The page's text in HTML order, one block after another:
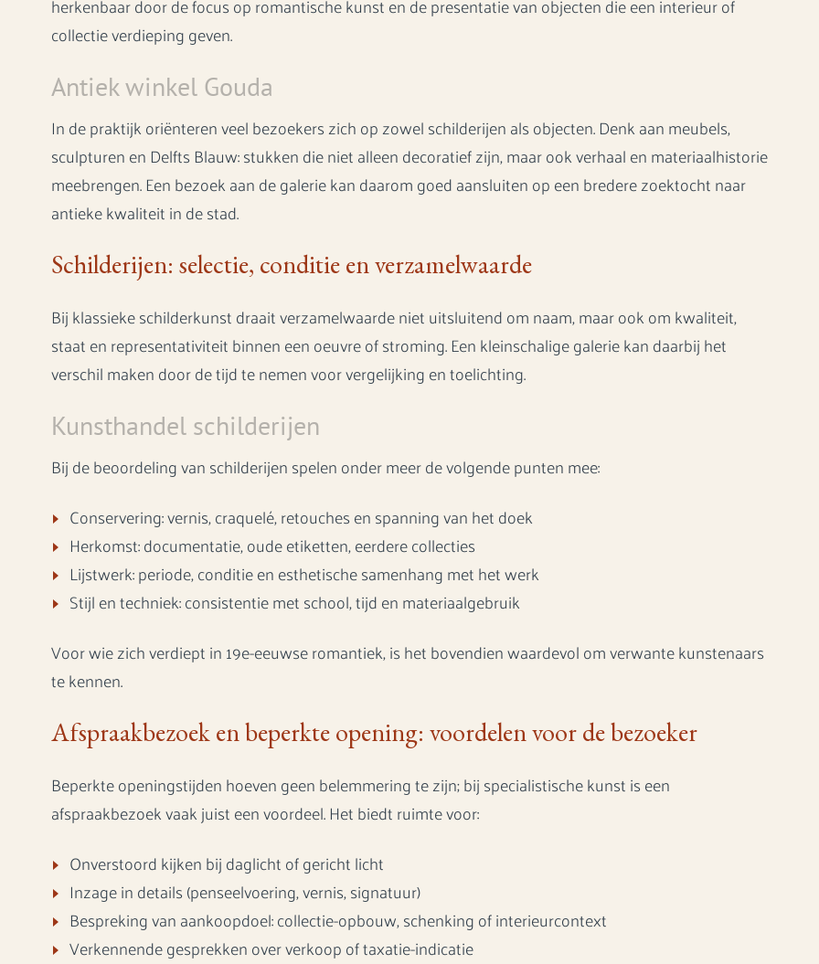
collectie verdieping geven.
Antiek winkel Gouda
In de praktijk oriënteren veel bezoekers zich op zowel schilderijen als objecten. Denk aan meubels,
sculpturen en Delfts Blauw: stukken die niet alleen decoratief zijn, maar ook verhaal en materiaalhistorie
meebrengen. Een bezoek aan de galerie kan daarom goed aansluiten op een bredere zoektocht naar
antieke kwaliteit in de stad.
Schilderijen: selectie, conditie en verzamelwaarde
Bij klassieke schilderkunst draait verzamelwaarde niet uitsluitend om naam, maar ook om kwaliteit,
staat en representativiteit binnen een oeuvre of stroming. Een kleinschalige galerie kan daarbij het
verschil maken door de tijd te nemen voor vergelijking en toelichting.
Kunsthandel schilderijen
Bij de beoordeling van schilderijen spelen onder meer de volgende punten mee:
Conservering: vernis, craquelé, retouches en spanning van het doek
Herkomst: documentatie, oude etiketten, eerdere collecties
Lijstwerk: periode, conditie en esthetische samenhang met het werk
Stijl en techniek: consistentie met school, tijd en materiaalgebruik
Voor wie zich verdiept in 19e-eeuwse romantiek, is het bovendien waardevol om verwante kunstenaars
te kennen.
Afspraakbezoek en beperkte opening: voordelen voor de bezoeker
Beperkte openingstijden hoeven geen belemmering te zijn; bij specialistische kunst is een
afspraakbezoek vaak juist een voordeel. Het biedt ruimte voor:
Onverstoord kijken bij daglicht of gericht licht
Inzage in details (penseelvoering, vernis, signatuur)
Bespreking van aankoopdoel: collectie-opbouw, schenking of interieurcontext
Verkennende gesprekken over verkoop of taxatie-indicatie